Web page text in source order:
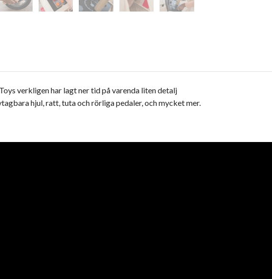
verkligen har lagt ner tid på varenda liten detalj
hjul, ratt, tuta och rörliga pedaler, och mycket mer.